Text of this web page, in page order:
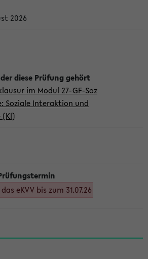
2026
im Modul 27-GF-Soz
Soziale Interaktion und
(Kl)
eKVV bis zum 31.07.26